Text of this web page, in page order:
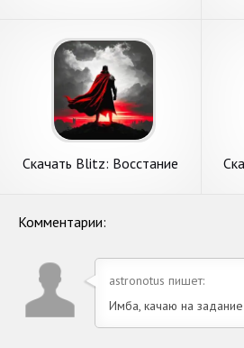
Скачать Blitz: Восстание
Комментарии:
astronotus пишет:
Имба, качаю на